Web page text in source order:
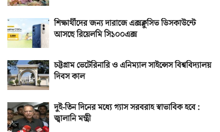
শিক্ষার্থীদের জন্য দারাজে এক্সক্লুসিভ ডিসকাউন্টে
আসছে রিয়েলমি সি১০০এক্স
চট্টগ্রাম ভেটেরিনারি ও এনিম্যাল সাইন্সেস বিশ্ববিদ্যালয়
দিবস কাল
দুই-তিন দিনের মধ্যে গ্যাস সরবরাহ স্বাভাবিক হবে :
জ্বালানি মন্ত্রী